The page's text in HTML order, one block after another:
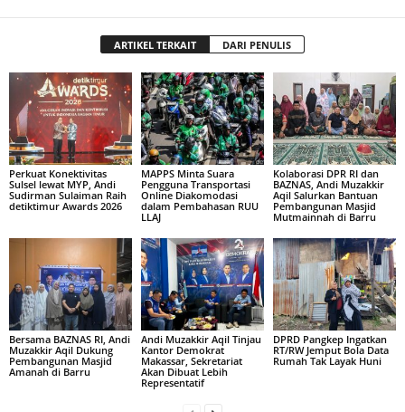
ARTIKEL TERKAIT DARI PENULIS
Perkuat Konektivitas
Sulsel lewat MYP, Andi
Sudirman Sulaiman Raih
detiktimur Awards 2026
MAPPS Minta Suara
Pengguna Transportasi
Online Diakomodasi
dalam Pembahasan RUU
LLAJ
Kolaborasi DPR RI dan
BAZNAS, Andi Muzakkir
Aqil Salurkan Bantuan
Pembangunan Masjid
Mutmainnah di Barru
Bersama BAZNAS RI, Andi
Muzakkir Aqil Dukung
Pembangunan Masjid
Amanah di Barru
Andi Muzakkir Aqil Tinjau
Kantor Demokrat
Makassar, Sekretariat
Akan Dibuat Lebih
Representatif
DPRD Pangkep Ingatkan
RT/RW Jemput Bola Data
Rumah Tak Layak Huni